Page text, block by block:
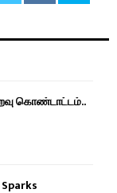
கொண்டாட்டம்..